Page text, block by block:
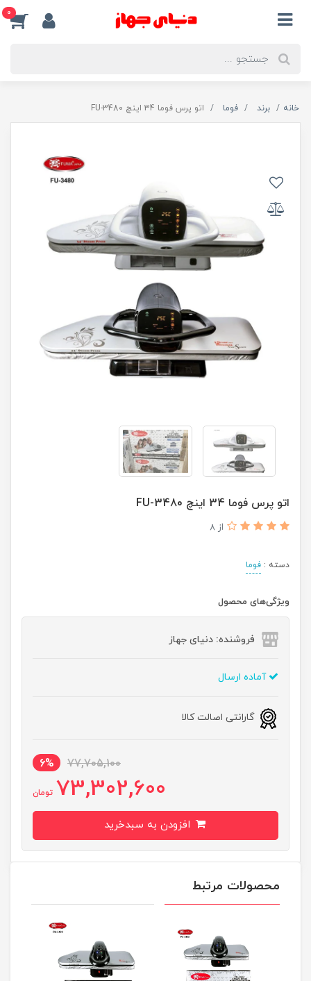
0
خانه برند فوما اتو پرس فوما 34 اینچ FU-3480
اتو پرس فوما 34 اینچ FU-3480
از 8
دسته : فوما
ویژگی‌های محصول
فروشنده: دنیای جهاز
آماده ارسال
گارانتی اصالت کالا
77,705,100
6%
73,302,600 تومان
محصولات مرتبط